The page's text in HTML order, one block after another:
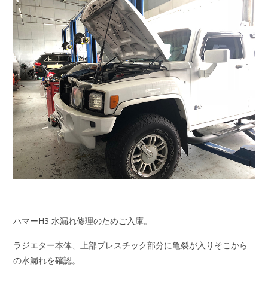
ハマーH3 水漏れ修理のためご入庫。
ラジエター本体、上部プレスチック部分に亀裂が入りそこから
の水漏れを確認。